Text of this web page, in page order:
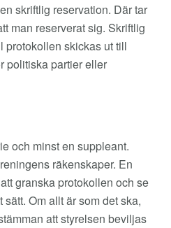
skriftlig reservation. Där tar
man reserverat sig. Skriftlig
protokollen skickas ut till
politiska partier eller
och minst en suppleant.
räkenskaper. En
granska protokollen och se
Om allt är som det ska,
att styrelsen beviljas